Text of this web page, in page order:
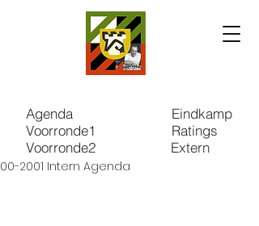
Agenda
Voorronde1
Voorronde2
Eindkamp
Ratings
Extern
2001 Intern Agenda